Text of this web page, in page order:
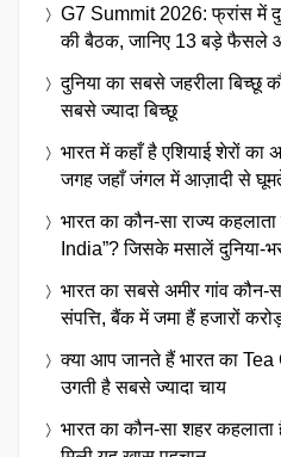
G7 Summit 2026: फ्रांस में
की बैठक, जानिए 13 बड़े फैसले
दुनिया का सबसे जहरीला बिच्छू
सबसे ज्यादा बिच्छू
भारत में कहाँ है एशियाई शेरों का
जगह जहाँ जंगल में आज़ादी से
भारत का कौन-सा राज्य
India”? जिसके मसालें दुनिया-
भारत का सबसे अमीर गांव कौन-
संपत्ति, बैंक में जमा हैं हजारों
क्या आप जानते हैं भारत का Tea
उगती है सबसे ज्यादा चाय
भारत का कौन-सा शहर कहलाता